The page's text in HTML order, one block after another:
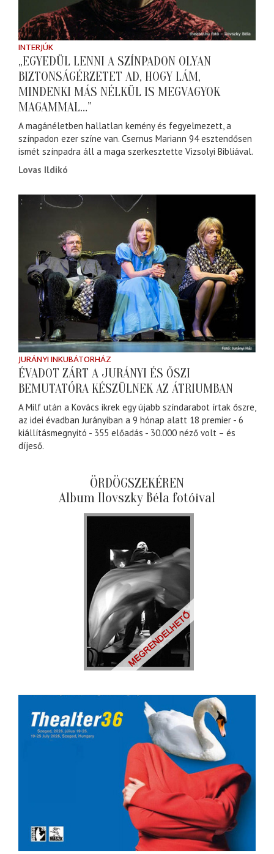
INTERJÚK
„EGYEDÜL LENNI A SZÍNPADON OLYAN
BIZTONSÁGÉRZETET AD, HOGY LÁM,
MINDENKI MÁS NÉLKÜL IS MEGVAGYOK
MAGAMMAL…”
A magánéletben hallatlan kemény és fegyelmezett, a
színpadon ezer színe van. Csernus Mariann 94 esztendősen
ismét színpadra áll a maga szerkesztette Vizsolyi Bibliával.
Lovas Ildikó
JURÁNYI INKUBÁTORHÁZ
ÉVADOT ZÁRT A JURÁNYI ÉS ŐSZI
BEMUTATÓRA KÉSZÜLNEK AZ ÁTRIUMBAN
A Milf után a Kovács ikrek egy újabb színdarabot írtak őszre,
az idei évadban Jurányiban a 9 hónap alatt 18 premier - 6
kiállításmegnyitó - 355 előadás - 30.000 néző volt – és
díjeső.
ÖRDÖGSZEKÉREN
Album Ilovszky Béla fotóival